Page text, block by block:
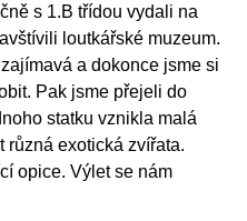
s 1.B třídou vydali na
loutkářské muzeum.
a dokonce jsme si
Pak jsme přejeli do
statku vznikla malá
různá exotická zvířata.
opice. Výlet se nám